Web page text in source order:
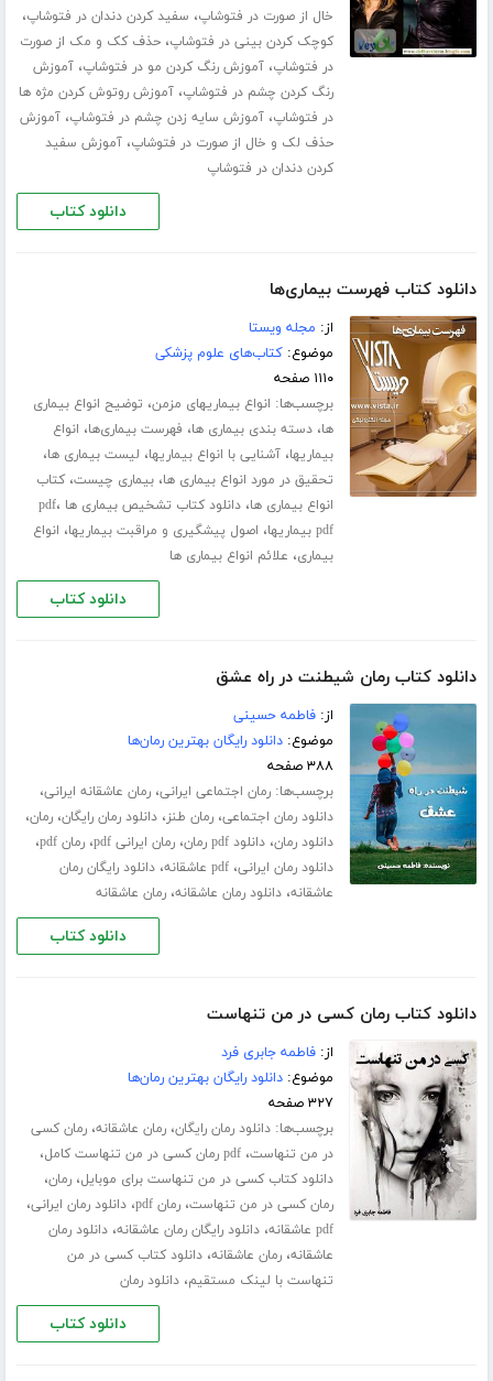
خال از صورت در فتوشاپ، سفید کردن دندان در فتوشاپ،
کوچک کردن بینی در فتوشاپ،حذف کک و مک از صورت
در فتوشاپ،آموزش رنگ کردن مو در فتوشاپ،آموزش
رنگ کردن چشم در فتوشاپ،آموزش روتوش کردن مژه ها
در فتوشاپ،آموزش سایه زدن چشم در فتوشاپ،آموزش
حذف لک و خال از صورت در فتوشاپ،آموزش سفید
کردن دندان در فتوشاپ
دانلود کتاب
دانلود کتاب فهرست بیماری‌ها
از: مجله ویستا
موضوع:کتاب‌های علوم پزشکی
۱۱۱۰ صفحه
برچسب‌ها: انواع بیماریهای مزمن، توضیح انواع بیماری
ها،دسته بندی بیماری ها، فهرست بیماری‌ها، انواع
بیماریها،آشنایی با انواع بیماریها، لیست بیماری ها،
تحقیق در مورد انواع بیماری ها،بیماری چیست،کتاب
انواع بیماری ها،دانلود کتاب تشخیص بیماری ها pdf ،
pdf بیماریها ، اصول پیشگیری و مراقبت بیماریها، انواع
بیماری، علائم انواع بیماری ها
دانلود کتاب
دانلود کتاب رمان شیطنت در راه عشق
از:فاطمه حسینی
موضوع:دانلود رایگان بهترین رمان‌ها
۳۸۸ صفحه
برچسب‌ها:رمان اجتماعی ایرانی،رمان عاشقانه ایرانی،
دانلود رمان اجتماعی،رمان طنز،دانلود رمان رایگان،رمان،
دانلود رمان،دانلود pdf رمان ،رمان ایرانی pdf ،رمان pdf ،
دانلود رمان ایرانی،pdf عاشقانه ،دانلود رایگان رمان
عاشقانه،دانلود رمان عاشقانه،رمان عاشقانه
دانلود کتاب
دانلود کتاب رمان کسی در من تنهاست
از:فاطمه جابری فرد
موضوع:دانلود رایگان بهترین رمان‌ها
۳۲۷ صفحه
برچسب‌ها:دانلود رمان رایگان،رمان عاشقانه،رمان کسی
در من تنهاست،pdf رمان کسی در من تنهاست کامل ،
دانلود کتاب کسی در من تنهاست برای موبایل،رمان،
رمان کسی در من تنهاست،رمان pdf ،دانلود رمان ایرانی،
pdf عاشقانه ،دانلود رایگان رمان عاشقانه،دانلود رمان
عاشقانه،رمان عاشقانه،دانلود کتاب کسی در من
تنهاست با لینک مستقیم،دانلود رمان
دانلود کتاب